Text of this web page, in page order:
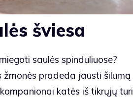
šviesa
saulės spinduliuose?
pradeda jausti šilumą
katės iš tikrųjų turi